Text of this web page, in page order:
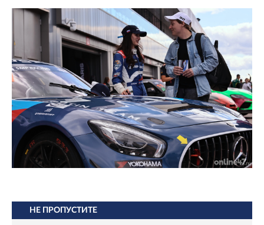
НЕ ПРОПУСТИТЕ